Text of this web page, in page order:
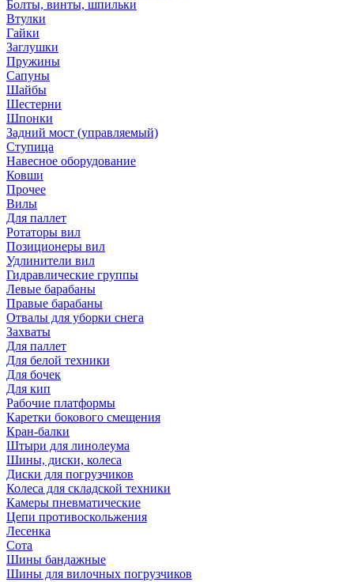
Болты, винты, шпильки
Втулки
Гайки
Заглушки
Пружины
Сапуны
Шайбы
Шестерни
Шпонки
Задний мост (управляемый)
Ступица
Навесное оборудование
Ковши
Прочее
Вилы
Для паллет
Ротаторы вил
Позиционеры вил
Удлинители вил
Гидравлические группы
Левые барабаны
Правые барабаны
Отвалы для уборки снега
Захваты
Для паллет
Для белой техники
Для бочек
Для кип
Рабочие платформы
Каретки бокового смещения
Кран-балки
Штыри для линолеума
Шины, диски, колеса
Диски для погрузчиков
Колеса для складской техники
Камеры пневматические
Цепи противоскольжения
Лесенка
Сота
Шины бандажные
Шины для вилочных погрузчиков